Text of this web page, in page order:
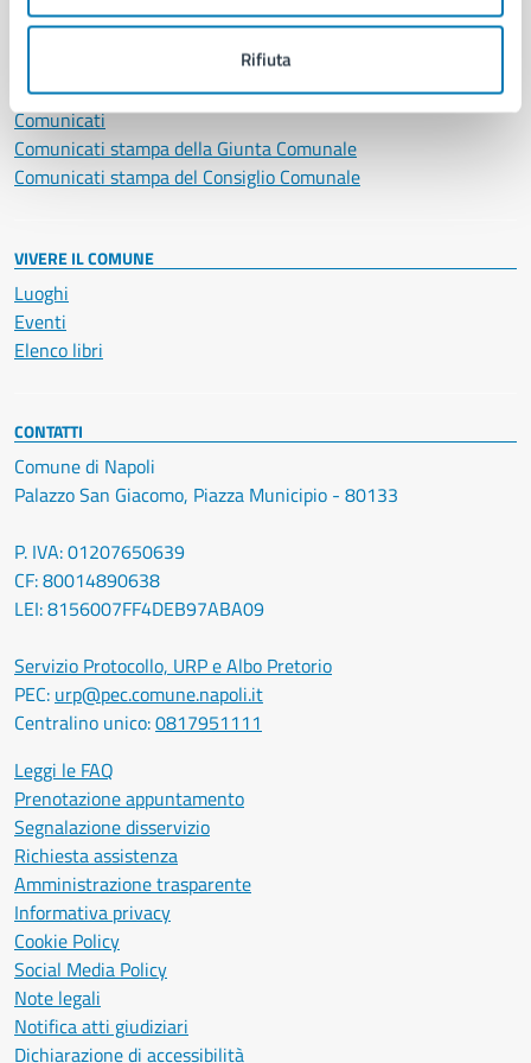
Rifiuta
NOVITÀ
Avvisi
Comunicati
Comunicati stampa della Giunta Comunale
Comunicati stampa del Consiglio Comunale
VIVERE IL COMUNE
Luoghi
Eventi
Elenco libri
CONTATTI
Comune di Napoli
Palazzo San Giacomo, Piazza Municipio - 80133
P. IVA: 01207650639
CF: 80014890638
LEI: 8156007FF4DEB97ABA09
Servizio Protocollo, URP e Albo Pretorio
PEC: urp@pec.comune.napoli.it
Centralino unico:0817951111
Leggi le FAQ
Prenotazione appuntamento
Segnalazione disservizio
Richiesta assistenza
Amministrazione trasparente
Informativa privacy
Cookie Policy
Social Media Policy
Note legali
Notifica atti giudiziari
Dichiarazione di accessibilità